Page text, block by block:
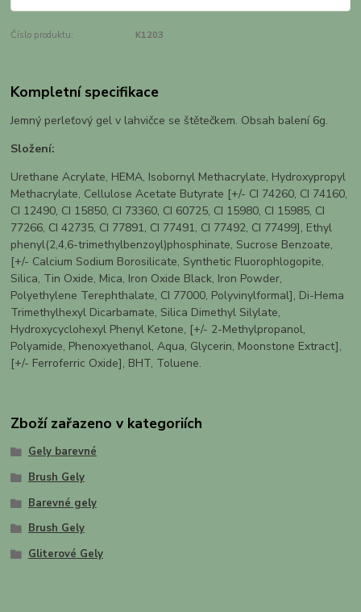
Číslo produktu: K1203
Kompletní specifikace
Jemný perleťový gel v lahvičce se štětečkem. Obsah balení 6g.
Složení:
Urethane Acrylate, HEMA, Isobornyl Methacrylate, Hydroxypropyl
Methacrylate, Cellulose Acetate Butyrate [+/- CI 74260, CI 74160,
CI 12490, CI 15850, CI 73360, CI 60725, CI 15980, CI 15985, CI
77266, CI 42735, CI 77891, CI 77491, CI 77492, CI 77499], Ethyl
phenyl(2,4,6-trimethylbenzoyl)phosphinate, Sucrose Benzoate,
[+/- Calcium Sodium Borosilicate, Synthetic Fluorophlogopite,
Silica, Tin Oxide, Mica, Iron Oxide Black, Iron Powder,
Polyethylene Terephthalate, CI 77000, Polyvinylformal], Di-Hema
Trimethylhexyl Dicarbamate, Silica Dimethyl Silylate,
Hydroxycyclohexyl Phenyl Ketone, [+/- 2-Methylpropanol,
Polyamide, Phenoxyethanol, Aqua, Glycerin, Moonstone Extract],
[+/- Ferroferric Oxide], BHT, Toluene.
Zboží zařazeno v kategoriích
Gely barevné
Brush Gely
Barevné gely
Brush Gely
Gliterové Gely